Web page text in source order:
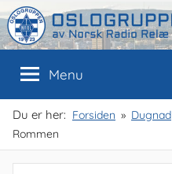
Skip
to
content
Oslogruppen
av
NRRL
Oslo
Menu
Du er her: Forsiden Dugnad
Rommen